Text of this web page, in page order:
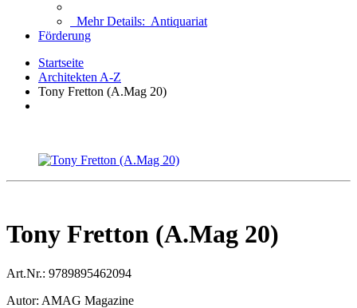
Mehr Details: Antiquariat
Förderung
Startseite
Architekten A-Z
Tony Fretton (A.Mag 20)
Tony Fretton (A.Mag 20)
Art.Nr.: 9789895462094
Autor: AMAG Magazine